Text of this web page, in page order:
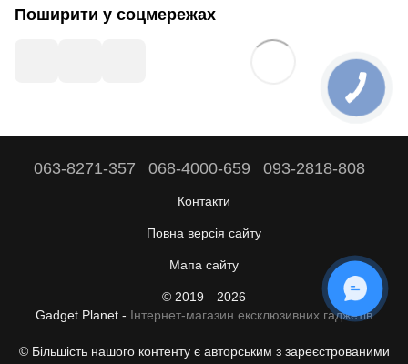
Поширити у соцмережах
063-8271-357 068-4000-659 093-2818-808
Контакти
Повна версія сайту
Мапа сайту
© 2019—2026
Gadget Planet - Інтернет-магазин ексклюзивних гаджетів
© Більшість нашого контенту є авторським з зареєстрованими
ОНЛАЙН ЧАТ